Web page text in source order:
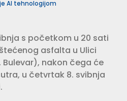
AI tehnologijom
s početkom u 20 sati
asfalta u Ulici
nakon čega će
u četvrtak 8. svibnja